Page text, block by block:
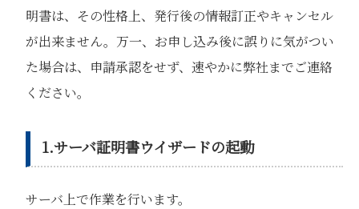
明書は、その性格上、発行後の情報訂正やキャンセル
が出来ません。万一、お申し込み後に誤りに気がつい
た場合は、申請承認をせず、速やかに弊社までご連絡
ください。
1.サーバ証明書ウイザードの起動
サーバ上で作業を行います。